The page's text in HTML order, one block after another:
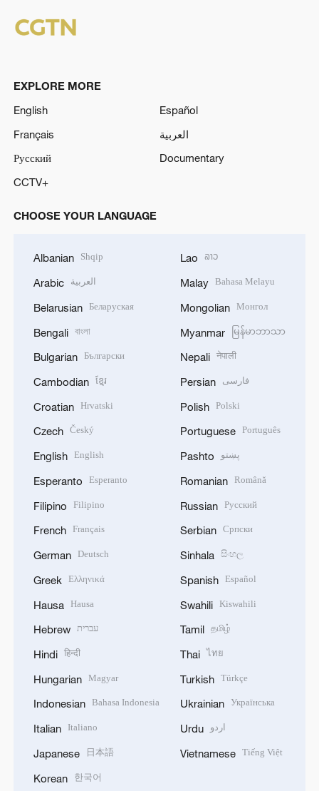
EXPLORE MORE
English
Español
Français
العربية
Русский
Documentary
CCTV+
CHOOSE YOUR LANGUAGE
Albanian Shqip
Arabic العربية
Belarusian Беларуская
Bengali বাংলা
Bulgarian Български
Cambodian ខ្មែរ
Croatian Hrvatski
Czech Český
English English
Esperanto Esperanto
Filipino Filipino
French Français
German Deutsch
Greek Ελληνικά
Hausa Hausa
Hebrew עברית
Hindi हिन्दी
Hungarian Magyar
Indonesian Bahasa Indonesia
Italian Italiano
Japanese 日本語
Korean 한국어
Lao ລາວ
Malay Bahasa Melayu
Mongolian Монгол
Myanmar မြန်မာဘာသာ
Nepali नेपाली
Persian فارسی
Polish Polski
Portuguese Português
Pashto پښتو
Romanian Română
Russian Русский
Serbian Српски
Sinhala සිංහල
Spanish Español
Swahili Kiswahili
Tamil தமிழ்
Thai ไทย
Turkish Türkçe
Ukrainian Українська
Urdu اردو
Vietnamese Tiếng Việt